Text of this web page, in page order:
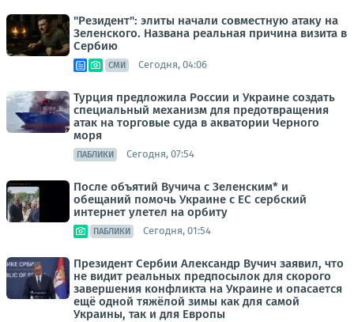
"Резидент": элиты начали совместную атаку на
Зеленского. Названа реальная причина визита в
Сербию
СМИ Сегодня, 04:06
Турция предложила России и Украине создать
специальный механизм для предотвращения
атак на торговые суда в акватории Черного
моря
ПАБЛИКИ Сегодня, 07:54
После объятий Вучича с Зеленским* и
обещаний помочь Украине с ЕС сербский
интернет улетел на орбиту
ПАБЛИКИ Сегодня, 01:54
Президент Сербии Александр Вучич заявил, что
не видит реальных предпосылок для скорого
завершения конфликта на Украине и опасается
ещё одной тяжёлой зимы как для самой
Украины, так и для Европы